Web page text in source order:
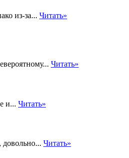
из-за... Читать»
Читать»
и... Читать»
довольно... Читать»